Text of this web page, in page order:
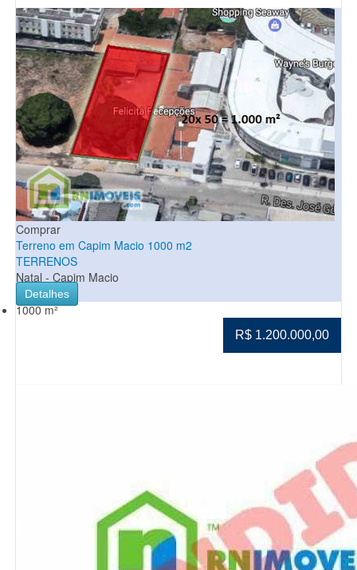
Comprar
Terreno em Capim Macio 1000 m2
TERRENOS
Natal - Capim Macio
Detalhes
1000 m²
R$ 1.200.000,00